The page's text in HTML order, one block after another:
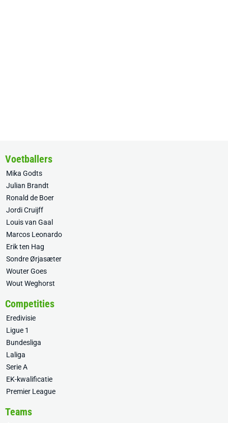
Voetballers
Mika Godts
Julian Brandt
Ronald de Boer
Jordi Cruijff
Louis van Gaal
Marcos Leonardo
Erik ten Hag
Sondre Ørjasæter
Wouter Goes
Wout Weghorst
Competities
Eredivisie
Ligue 1
Bundesliga
Laliga
Serie A
EK-kwalificatie
Premier League
Teams